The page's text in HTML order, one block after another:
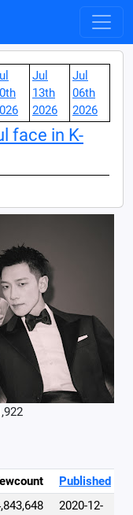
Jul
13th
2026
Jul
06th
2026
face in K-
Published
2020-12-